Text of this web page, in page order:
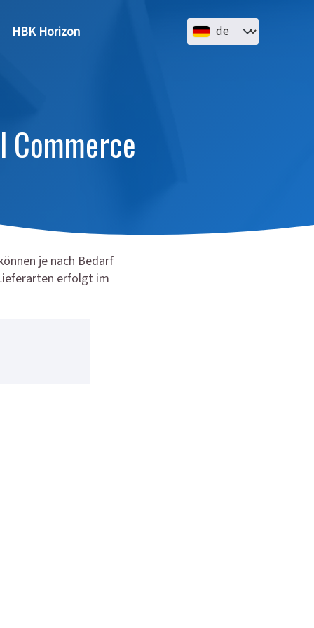
HBK Horizon Select your language
Commerce
je nach Bedarf
erfolgt im